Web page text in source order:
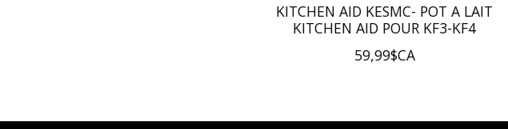
KITCHEN AID KESMC- POT A LAIT
KITCHEN AID POUR KF3-KF4
59,99$CA